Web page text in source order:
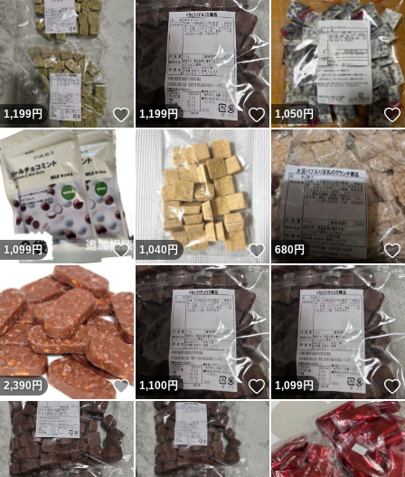
1,199円 いいね！
1,199円 いいね！
1,050円
1,099円 いいね！
1,040 円 いいね！
680円
2,390 円 いいね！
1,100円 いいね！
1,099円